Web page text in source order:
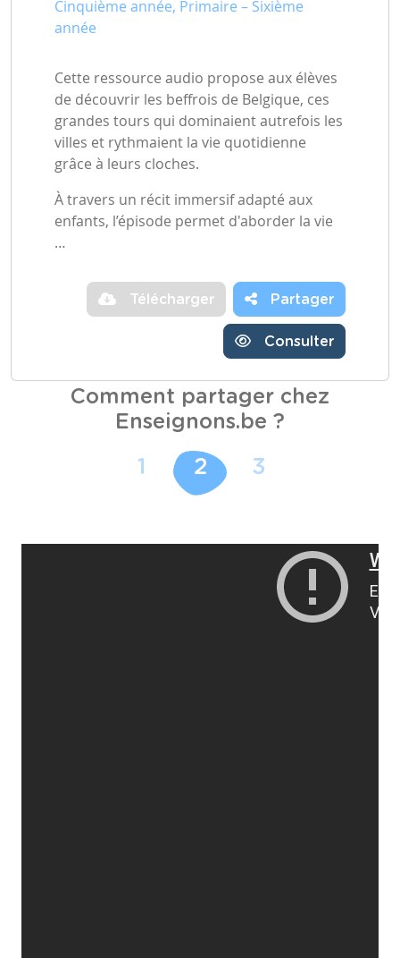
Cinquième année, Primaire – Sixième
année
Cette ressource audio propose aux élèves
de découvrir les beffrois de Belgique, ces
grandes tours qui dominaient autrefois les
villes et rythmaient la vie quotidienne
grâce à leurs cloches.
À travers un récit immersif adapté aux
enfants, l’épisode permet d'aborder la vie
…
Télécharger Partager
Consulter
Comment partager chez
Enseignons.be ?
1 2 3